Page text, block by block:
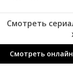
Смотреть
Смотреть онлайн